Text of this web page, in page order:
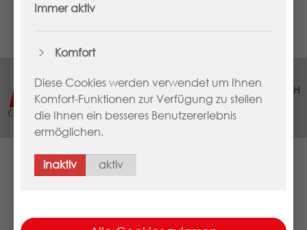
NGDA - Netzgesellschaft
Deutscher Apotheker mbH
Carl-Mannich-Straße 26
65760 Eschborn
Immer aktiv
Komfort
Diese Cookies werden verwendet um Ihnen
Komfort-Funktionen zur Verfügung zu stellen
die Ihnen ein besseres Benutzererlebnis
ermöglichen.
inaktiv aktiv